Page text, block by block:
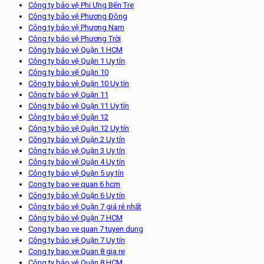
Công ty bảo vệ Phi Ưng Bến Tre
Công ty bảo vệ Phương Đông
Công ty bảo vệ Phương Nam
Công ty bảo vệ Phương Trời
Công ty bảo vệ Quận 1 HCM
Công ty bảo vệ Quận 1 Uy tín
Công ty bảo vệ Quận 10
Công ty bảo vệ Quận 10 Uy tín
Công ty bảo vệ Quận 11
Công ty bảo vệ Quận 11 Uy tín
Công ty bảo vệ Quận 12
Công ty bảo vệ Quận 12 Uy tín
Công ty bảo vệ Quận 2 Uy tín
Công ty bảo vệ Quận 3 Uy tín
Công ty bảo vệ Quận 4 Uy tín
Công ty bảo vệ Quận 5 uy tín
Cong ty bao ve quan 6 hcm
Công ty bảo vệ Quận 6 Uy tín
Công ty bảo vệ Quận 7 giá rẻ nhất
Công ty bảo vệ Quận 7 HCM
Cong ty bao ve quan 7 tuyen dung
Công ty bảo vệ Quận 7 Uy tín
Cong ty bao ve Quan 8 gia re